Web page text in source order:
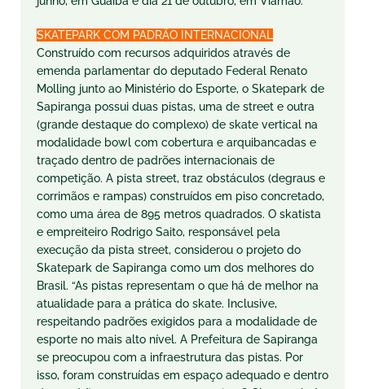
SKATEPARK COM PADRÃO INTERNACIONAL
Construído com recursos adquiridos através de
emenda parlamentar do deputado Federal Renato
Molling junto ao Ministério do Esporte, o Skatepark de
Sapiranga possui duas pistas, uma de street e outra
(grande destaque do complexo) de skate vertical na
modalidade bowl com cobertura e arquibancadas e
traçado dentro de padrões internacionais de
competição. A pista street, traz obstáculos (degraus e
corrimãos e rampas) construídos em piso concretado,
como uma área de 895 metros quadrados. O skatista
e empreiteiro Rodrigo Saito, responsável pela
execução da pista street, considerou o projeto do
Skatepark de Sapiranga como um dos melhores do
Brasil. “As pistas representam o que há de melhor na
atualidade para a prática do skate. Inclusive,
respeitando padrões exigidos para a modalidade de
esporte no mais alto nível. A Prefeitura de Sapiranga
se preocupou com a infraestrutura das pistas. Por
isso, foram construídas em espaço adequado e dentro